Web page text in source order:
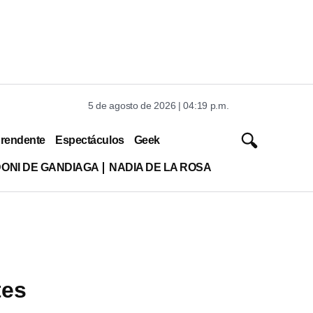
5 de agosto de 2026 | 04:19 p.m.
Espectáculos Geek
DE GANDIAGA NADIA DE LA ROSA